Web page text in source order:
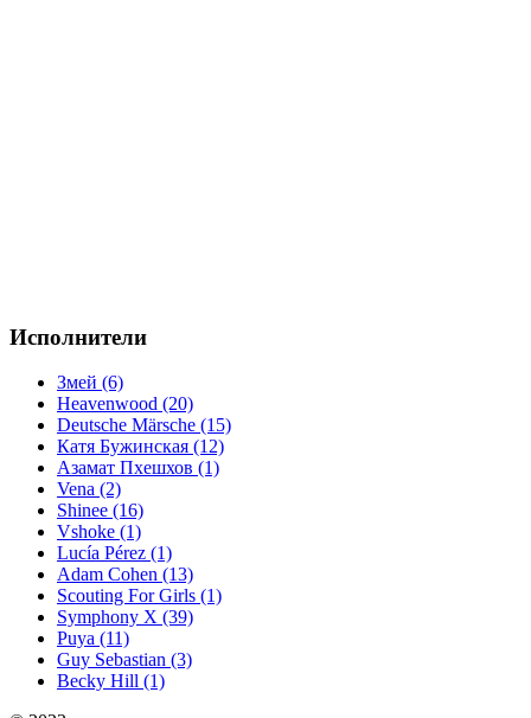
Исполнители
Змей (6)
Heavenwood (20)
Deutsche Märsche (15)
Катя Бужинская (12)
Азамат Пхешхов (1)
Vena (2)
Shinee (16)
Vshoke (1)
Lucía Pérez (1)
Adam Cohen (13)
Scouting For Girls (1)
Symphony X (39)
Puya (11)
Guy Sebastian (3)
Becky Hill (1)